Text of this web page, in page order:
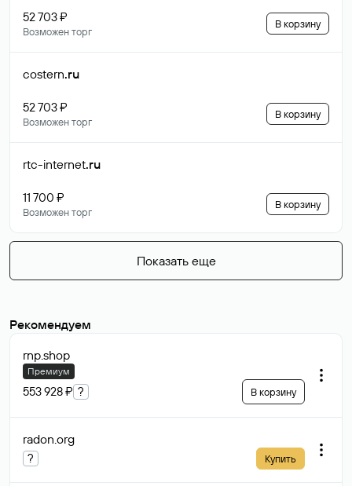
52 703 ₽
Возможен торг
В корзину
costern.ru
52 703 ₽
Возможен торг
В корзину
rtc-internet.ru
11 700 ₽
Возможен торг
В корзину
Показать еще
Рекомендуем
rnp.shop
Премиум
553 928 ₽ ? В корзину
radon.org
? Купить